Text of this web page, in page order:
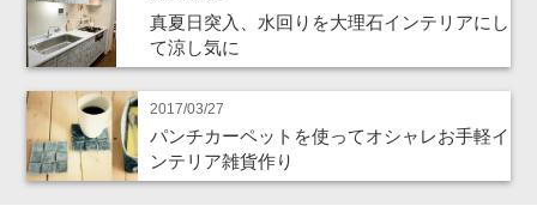
真夏日突入、水回りを大理石インテリアにし
て涼し気に
2017/03/27
パンチカーペットを使ってオシャレお手軽イ
ンテリア雑貨作り